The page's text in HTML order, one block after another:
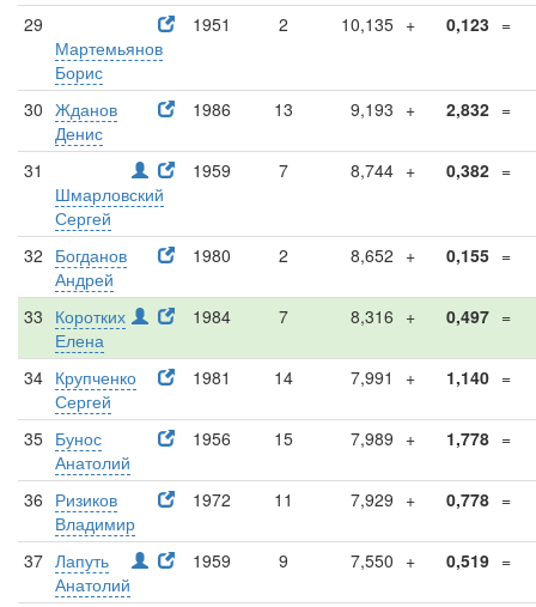
29
Мартемьянов
Борис
1951 2 10,135 + 0,123 =
30 Жданов
Денис
1986 13 9,193 + 2,832 =
31
Шмарловский
Сергей
1959 7 8,744 + 0,382 =
32 Богданов
Андрей
1980 2 8,652 + 0,155 =
33 Коротких
Елена
1984 7 8,316 + 0,497 =
34 Крупченко
Сергей
1981 14 7,991 + 1,140 =
35 Бунос
Анатолий
1956 15 7,989 + 1,778 =
36 Ризиков
Владимир
1972 11 7,929 + 0,778 =
37 Лапуть
Анатолий
1959 9 7,550 + 0,519 =